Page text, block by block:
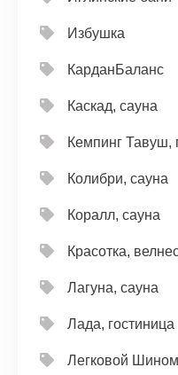
Избушка
КарданБаланс
Каскад, сауна
Кемпинг Тавуш,
Колибри, сауна
Коралл, сауна
Красотка,
Лагуна, сауна
Лада, гостиница
Легковой